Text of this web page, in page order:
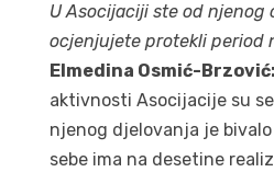
U Asocijaciji ste od njenog
ocjenjujete protekli period
Elmedina Osmić-Brzović:
aktivnosti Asocijacije su
njenog djelovanja je
sebe ima na desetine